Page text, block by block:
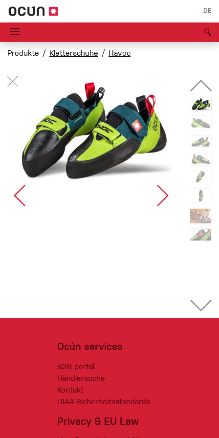
DE
Produkte Kletterschuhe Havoc
Ocún services
B2B portal
Händlersuche
Kontakt
UIAA-Sicherheitsstandards
Privacy & EU Law